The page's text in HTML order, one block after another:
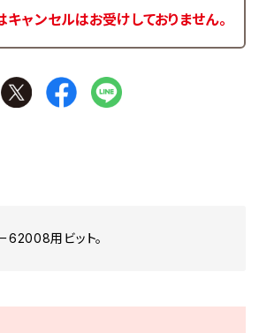
ャンセルはお受けしておりません。
62008用ビット。